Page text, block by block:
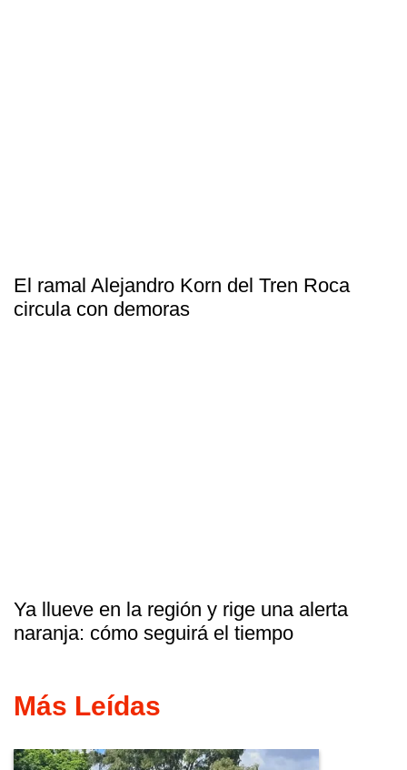
El ramal Alejandro Korn del Tren Roca
circula con demoras
Ya llueve en la región y rige una alerta
naranja: cómo seguirá el tiempo
Más Leídas